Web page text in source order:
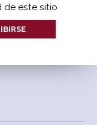
de este sitio